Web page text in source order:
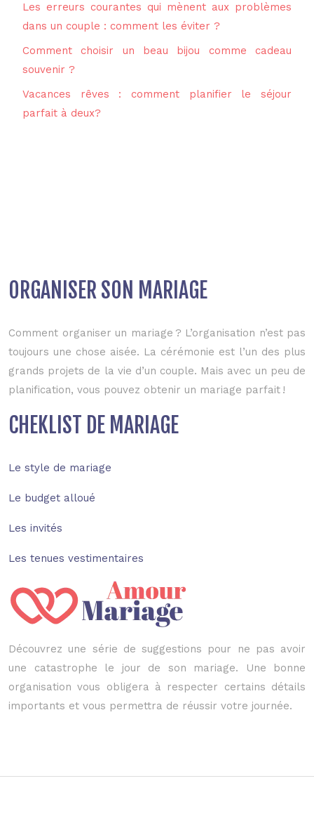
Les erreurs courantes qui mènent aux problèmes
dans un couple : comment les éviter ?
Comment choisir un beau bijou comme cadeau
souvenir ?
Vacances rêves : comment planifier le séjour
parfait à deux?
ORGANISER SON MARIAGE
Comment organiser un mariage ? L’organisation n’est pas
toujours une chose aisée. La cérémonie est l’un des plus
grands projets de la vie d’un couple. Mais avec un peu de
planification, vous pouvez obtenir un mariage parfait !
CHEKLIST DE MARIAGE
Le style de mariage
Le budget alloué
Les invités
Les tenues vestimentaires
Découvrez une série de suggestions pour ne pas avoir
une catastrophe le jour de son mariage. Une bonne
organisation vous obligera à respecter certains détails
importants et vous permettra de réussir votre journée.